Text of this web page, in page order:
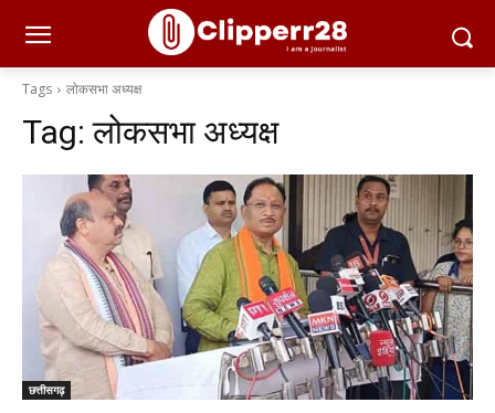
Tags लोकसभा अध्यक्ष
Tag:लोकसभा अध्यक्ष
छत्तीसगढ़